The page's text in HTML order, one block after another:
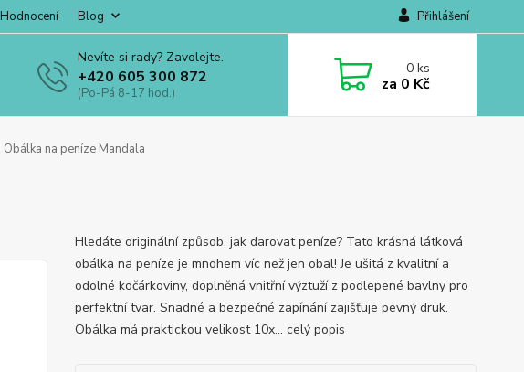
Hodnocení Blog Přihlášení
Nevíte si rady? Zavolejte.
+420 605 300 872
(Po-Pá 8-17 hod.)
0ks
za 0 Kč
Obálka na peníze Mandala
Hledáte originální způsob, jak darovat peníze? Tato krásná látková
obálka na peníze je mnohem víc než jen obal! Je ušitá z kvalitní a
odolné kočárkoviny, doplněná vnitřní výztuží z podlepené bavlny pro
perfektní tvar. Snadné a bezpečné zapínání zajišťuje pevný druk.
Obálka má praktickou velikost 10x... celý popis